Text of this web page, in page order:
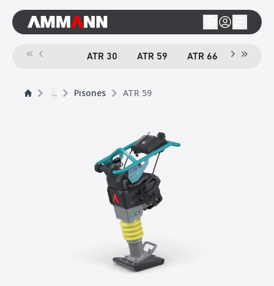
ATR 30 ATR 59 ATR 66 eATR 68
... Pisones ATR 59